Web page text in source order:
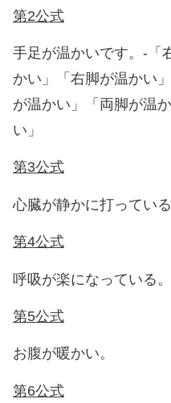
第2公式
手足が温かいです。-「
かい」「右脚が温かい
が温かい」「両脚が温
い」
第3公式
心臓が静かに打っている
第4公式
呼吸が楽になっている。
第5公式
お腹が暖かい。
第6公式